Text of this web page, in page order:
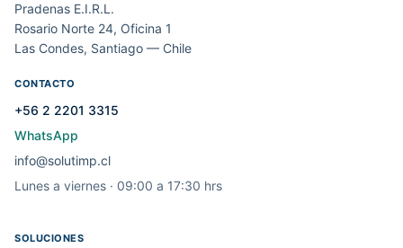
Pradenas E.I.R.L.
Rosario Norte 24, Oficina 1
Las Condes, Santiago — Chile
CONTACTO
+56 2 2201 3315
WhatsApp
info@solutimp.cl
Lunes a viernes · 09:00 a 17:30 hrs
SOLUCIONES